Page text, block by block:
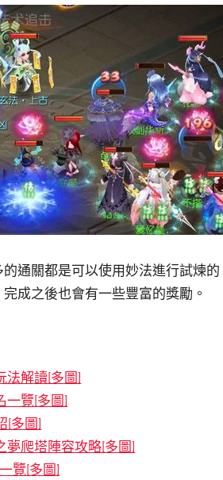
通關都是可以使用妙法進行試煉
成之後也會有一些豐富的獎勵。
法解讀[多圖]
一覽[多圖]
[多圖]
夢爬塔陣容攻略[多圖]
覽[多圖]